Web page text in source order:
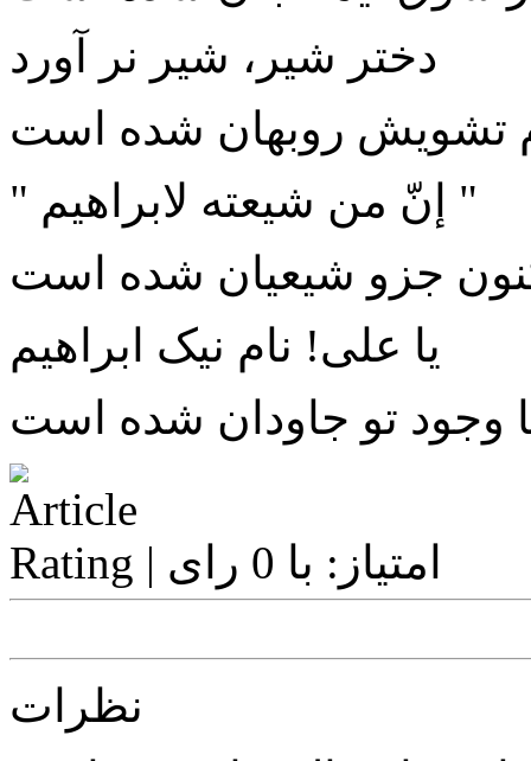
دختر شیر، شیر نر آورد
تشویش روبهان شده است
" إنّ من شیعته لابراهیم "
جزو شیعیان شده است
یا علی! نام نیک ابراهیم
وجود تو جاودان شده است
| امتیاز: با 0 رای
نظرات